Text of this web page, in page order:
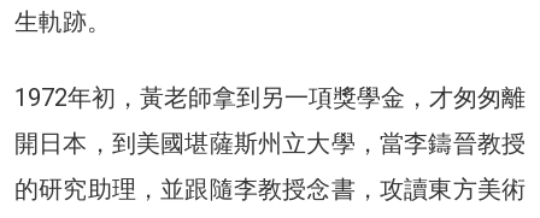
生軌跡。
1972年初，黃老師拿到另一項獎學金，才匆匆離
開日本，到美國堪薩斯州立大學，當李鑄晉教授
的研究助理，並跟隨李教授念書，攻讀東方美術